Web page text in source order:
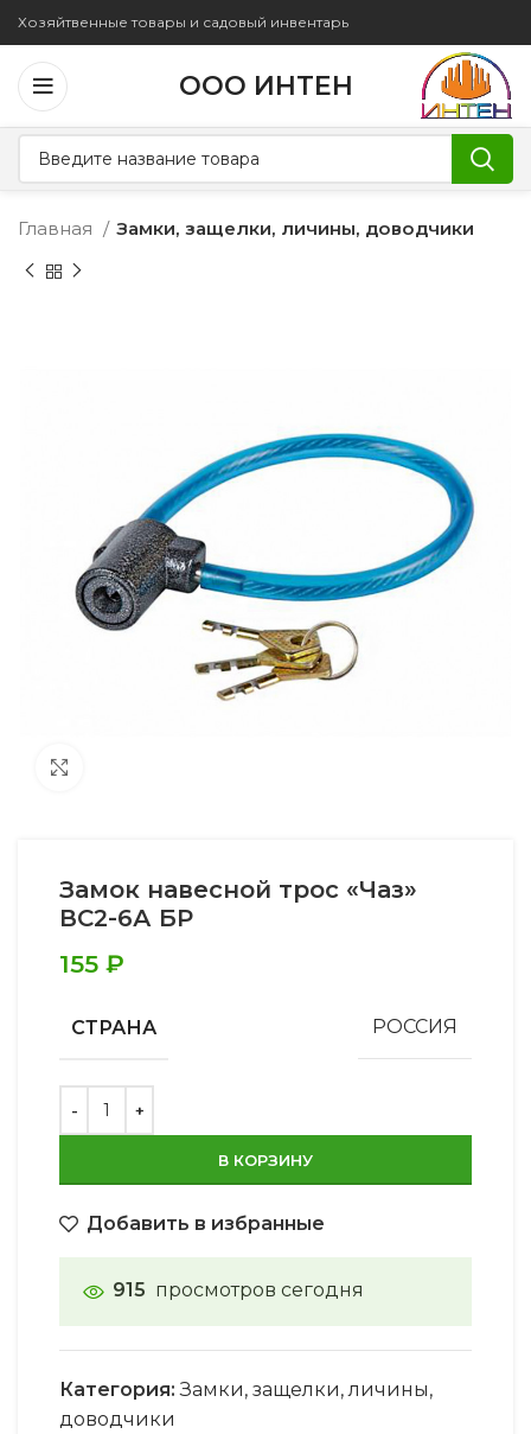
Хозяйтвенные товары и садовый инвентарь
ООО ИНТЕН
Главная Замки, защелки, личины, доводчики
Замок навесной трос «Чаз»
ВС2-6А БР
155 ₽
СТРАНА РОССИЯ
В КОРЗИНУ
Добавить в избранные
915 просмотров сегодня
Категория: Замки, защелки, личины,
доводчики